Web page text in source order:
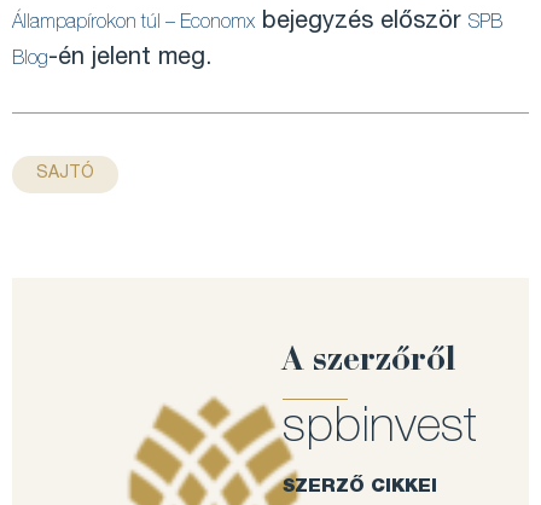
Állampapírokon túl – Economx bejegyzés először SPB
Blog-én jelent meg.
SAJTÓ
A szerzőről
spbinvest
SZERZŐ CIKKEI